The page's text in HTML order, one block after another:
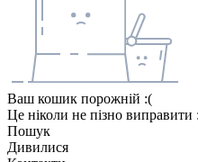
Ваш кошик порожній :(
Це ніколи не пізно виправити
Пошук
Дивилися